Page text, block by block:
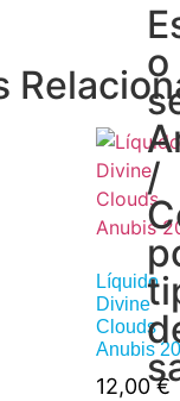
o
/
Líquido
Divine
Clouds
Anubis
12,00€